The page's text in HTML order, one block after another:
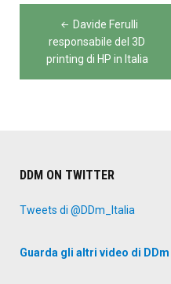
Navigazione
articoli
Davide Ferulli
responsabile del 3D
printing di HP in Italia
DDM ON TWITTER
Tweets di @DDm_Italia
Guarda gli altri video di DDm